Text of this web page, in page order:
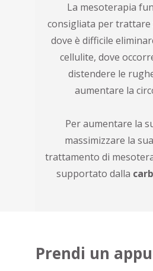
La mesoterapia
consigliata per trattare
dove è difficile
cellulite, dove
distendere le
aumentare la
Per aumentare la
massimizzare la
trattamento di
supportato dalla
Prendi un